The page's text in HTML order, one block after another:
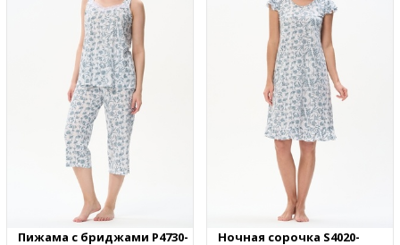
Пижама с бриджами P4730-
Ночная сорочка S4020-